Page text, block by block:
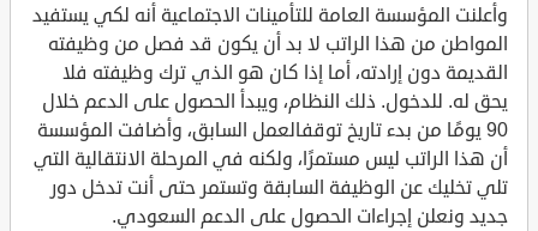
وأعلنت المؤسسة العامة للتأمينات الاجتماعية أنه لكي يستفيد
المواطن من هذا الراتب لا بد أن يكون قد فصل من وظيفته
القديمة دون إرادته، أما إذا كان هو الذي ترك وظيفته فلا
يحق له. للدخول. ذلك النظام، ويبدأ الحصول على الدعم خلال
90 يومًا من بدء تاريخ توقفالعمل السابق، وأضافت المؤسسة
أن هذا الراتب ليس مستمرًا، ولكنه في المرحلة الانتقالية التي
تلي تخليك عن الوظيفة السابقة وتستمر حتى أنت تدخل دور
جديد ونعلن إجراءات الحصول على الدعم السعودي.